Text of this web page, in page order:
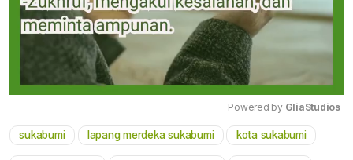
Mute
Powered by GliaStudios
sukabumi lapang merdeka sukabumi kota sukabumi